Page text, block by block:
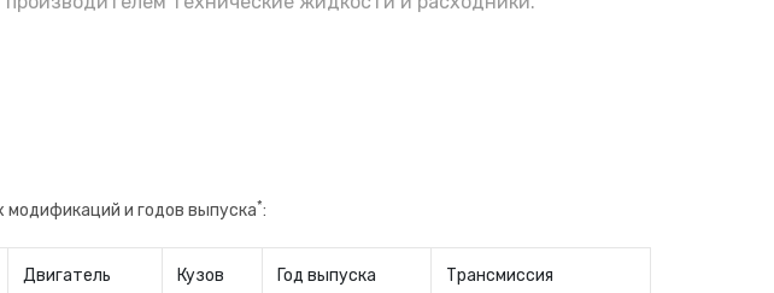
и годов выпуска*:
Двигатель Кузов Год выпуска Трансмиссия